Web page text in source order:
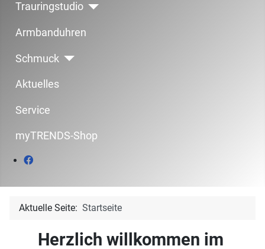
Trauringstudio
Armbanduhren
Schmuck
Aktuelles
Service
myTRENDS-Shop
Aktuelle Seite: Startseite
Herzlich willkommen im